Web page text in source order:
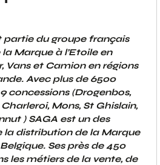
partie du groupe français
Marque à l’Etoile en
Vans et Camion en régions
Avec plus de 6500
concessions (Drogenbos,
Mons, St Ghislain,
) SAGA est un des
la distribution de la Marque
Ses près de 450
les métiers de la vente, de